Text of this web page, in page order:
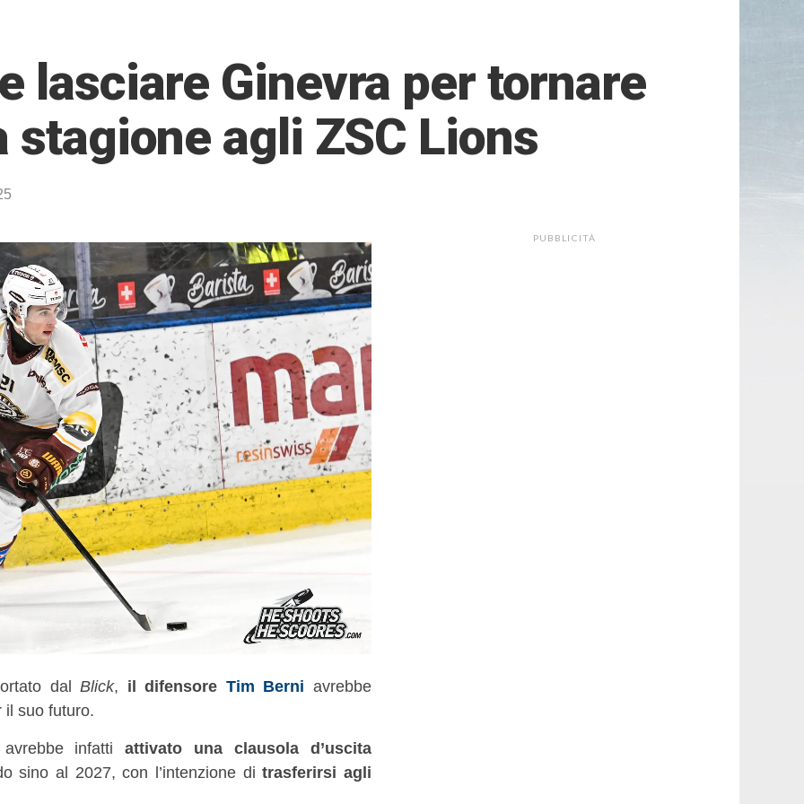
lasciare Ginevra per tornare
stagione agli ZSC Lions
dalBlick, il difensore Tim Berni avrebbe
il suo futuro.
avrebbe infattiattivato una clausola d’uscita
sino al 2027, con l’intenzione ditrasferirsi agli
PUBBLICITÀ